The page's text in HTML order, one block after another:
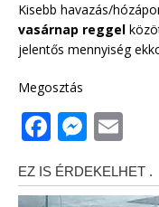
Kisebb havazás/
vasárnap reggel
jelentős mennyiség
Megosztás
F
a
c
M
ssai